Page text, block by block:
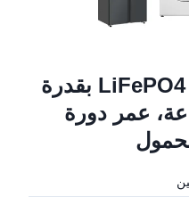
محطة طاقة محمولة LiFePO4 بقدرة
عمر دورة